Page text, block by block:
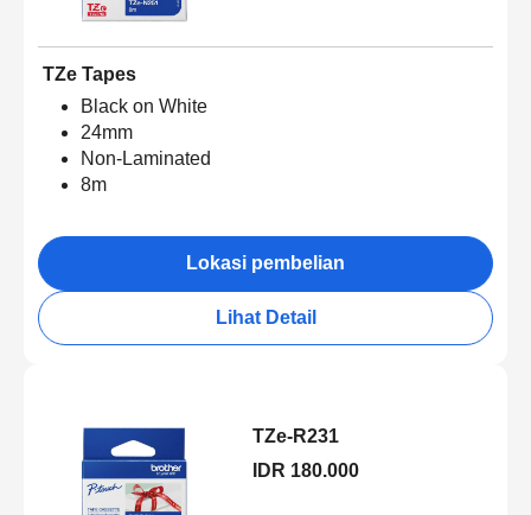
TZe Tapes
Black on White
24mm
Non-Laminated
8m
Lokasi pembelian
Lihat Detail
TZe-R231
IDR 180.000